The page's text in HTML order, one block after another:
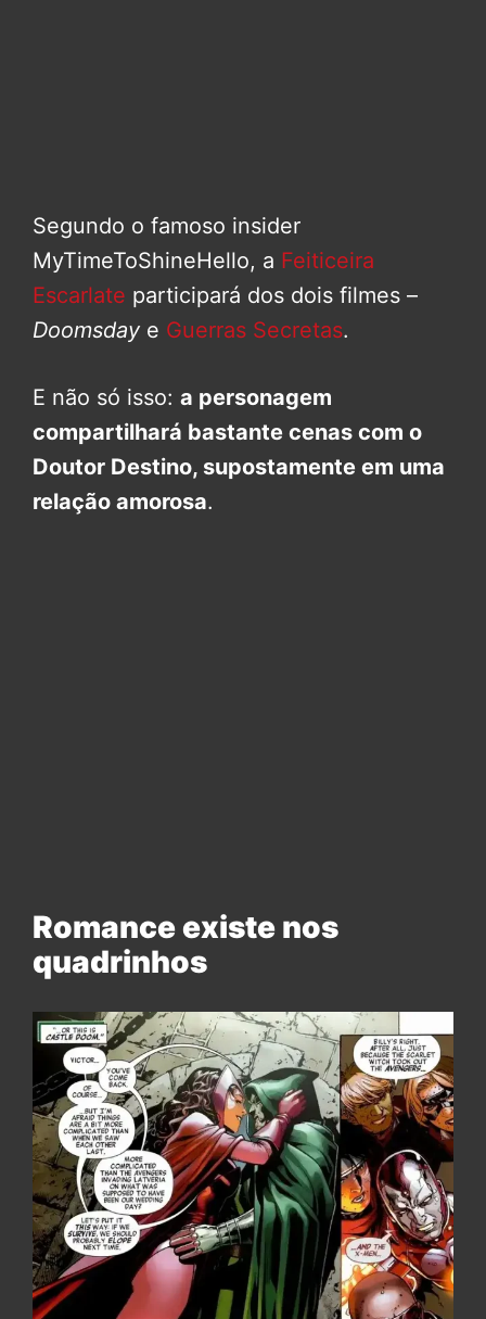
Segundo o famoso insider
MyTimeToShineHello, a Feiticeira
Escarlate participará dos dois filmes –
Doomsday e Guerras Secretas.
E não só isso: a personagem
compartilhará bastante cenas com o
Doutor Destino, supostamente em uma
relação amorosa.
Romance existe nos
quadrinhos